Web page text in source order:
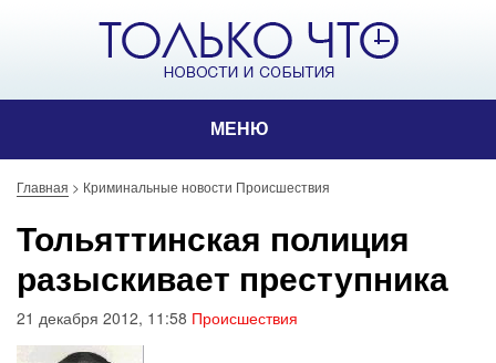
МЕНЮ
Главная > Криминальные новости Происшествия
Тольяттинская полиция
разыскивает преступника
21 декабря 2012, 11:58 Происшествия